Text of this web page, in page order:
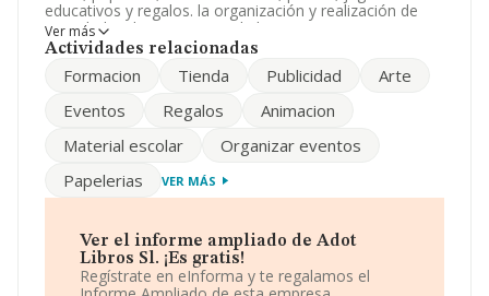
educativos y regalos. la organización y realización de
actividades de animacion a la lectura y eventos
culturales. La empresa aparece inscrita en el Registro
es 'Comercio al por menor de libros en establecimientos
actividad en mercados exteriores.
Ha contado con el mismo número de empleados y
INFORMA, ha contado con un número de empleados
inferior a la media de sector.
Dentro del ranking de empresas elaborado por
INFORMA, atendiendo a los niveles de facturación de la
compañía, se destaca que: frente al año 2023, la
compañía se ha posicionado 20 puestos por debajo en
Ver más
Actividades relacionadas
Formacion Tienda Publicidad
Arte
Eventos
Regalos
Animacion
Material escolar
Organizar eventos
Papelerias
VER MÁS
Ver el informe ampliado de Adot
Libros Sl. ¡Es gratis!
Regístrate en eInforma y te regalamos el